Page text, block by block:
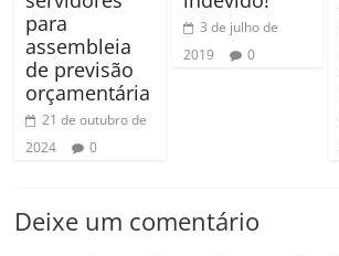
para
assembleia
de previsão
orçamentária
21 de outubro de
2024
0
3 de julho de
2019
0
Deixe um comentário